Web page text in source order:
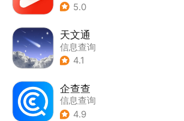
5.0
天文通
信息查询
4.1
企查查
信息查询
4.9